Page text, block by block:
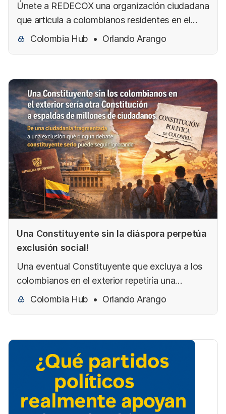
Únete a REDECOX una organización ciudadana
que articula a colombianos residentes en el
exterior para la defensa, divulgación y garantía
Colombia Hub Orlando Arango
Una Constituyente sin la diáspora perpetúa
exclusión social!
Una eventual Constituyente que excluya a los
colombianos en el exterior repetiría una
ciudadanía fragmentada. Millones de personas
que redefinen el país.
Colombia Hub Orlando Arango